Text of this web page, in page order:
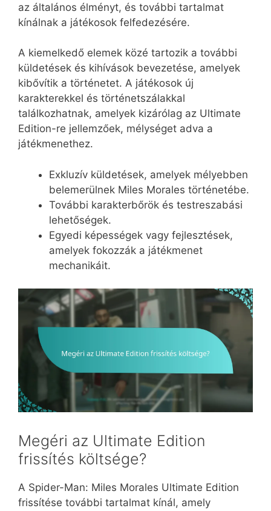
az általános élményt, és további tartalmat
kínálnak a játékosok felfedezésére.
A kiemelkedő elemek közé tartozik a további
küldetések és kihívások bevezetése, amelyek
kibővítik a történetet. A játékosok új
karakterekkel és történetszálakkal
találkozhatnak, amelyek kizárólag az Ultimate
Edition-re jellemzőek, mélységet adva a
játékmenethez.
Exkluzív küldetések, amelyek mélyebben
belemerülnek Miles Morales történetébe.
További karakterbőrök és testreszabási
lehetőségek.
Egyedi képességek vagy fejlesztések,
amelyek fokozzák a játékmenet
mechanikáit.
Megéri az Ultimate Edition
frissítés költsége?
A Spider-Man: Miles Morales Ultimate Edition
frissítése további tartalmat kínál, amely